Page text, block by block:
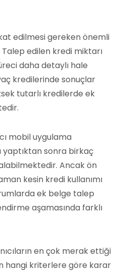
edilmesi gereken önemli
edilen kredi miktarı
daha detaylı hale
kredilerinde sonuçlar
tutarlı kredilerde ek
mobil uygulama
yaptıktan sonra birkaç
Ancak ön
kesin kredi kullanımı
ek belge talep
aşamasında farklı
en çok merak ettiği
hangi kriterlere göre karar